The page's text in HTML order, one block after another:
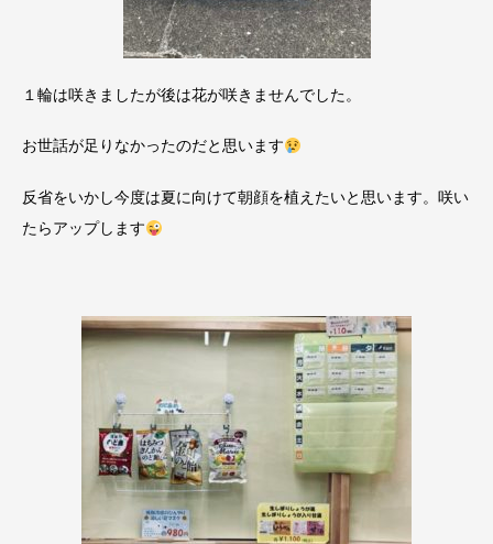
１輪は咲きましたが後は花が咲きませんでした。
お世話が足りなかったのだと思います
反省をいかし今度は夏に向けて朝顔を植えたいと思います。咲い
たらアップします